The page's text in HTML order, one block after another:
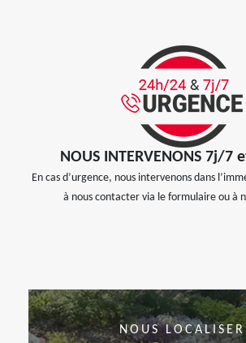
NOUS INTERVENONS 7j/7
En cas d’urgence, nous intervenons dans
à nous contacter via le formulaire ou à
NOUS LOCALISER